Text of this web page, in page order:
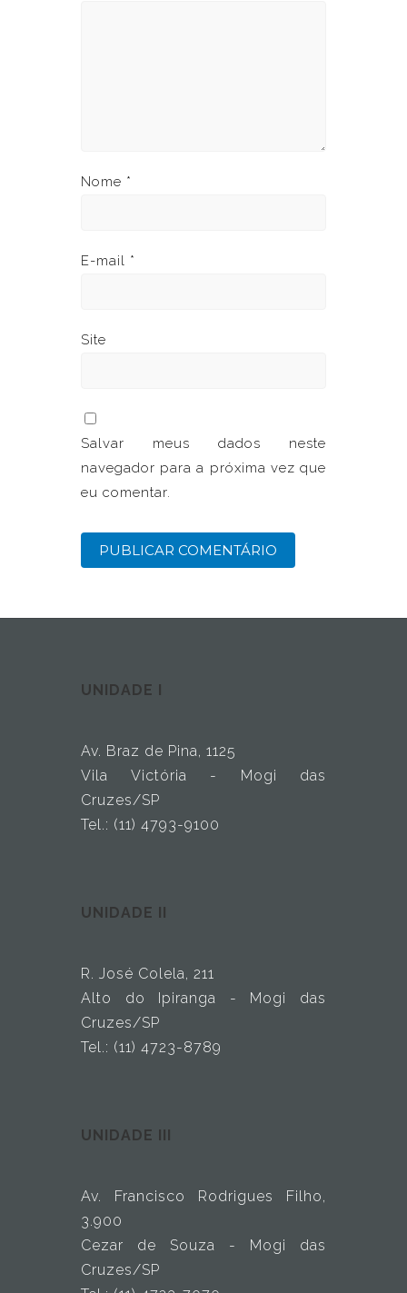
Nome *
E-mail *
Site
Salvar meus dados neste
navegador para a próxima vez que
eu comentar.
UNIDADE I
Av. Braz de Pina, 1125
Vila Victória - Mogi das
Cruzes/SP
Tel.: (11) 4793-9100
UNIDADE II
R. José Colela, 211
Alto do Ipiranga - Mogi das
Cruzes/SP
Tel.: (11) 4723-8789
UNIDADE III
Av. Francisco Rodrigues Filho,
3.900
Cezar de Souza - Mogi das
Cruzes/SP